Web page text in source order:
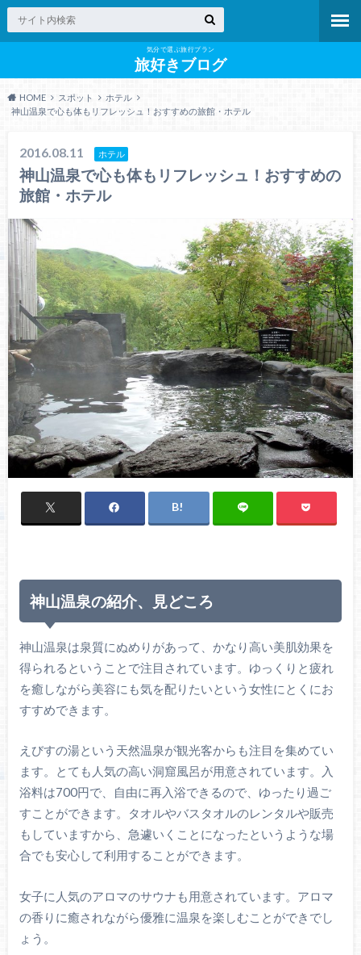
気分で選ぶ旅行プラン
旅好きブログ
HOME スポット
ホテル
神山温泉で心も体もリフレッシュ！おすすめの旅館・ホテル
2016.08.11 ホテル
神山温泉で心も体もリフレッシュ！おすすめの
旅館・ホテル
神山温泉の紹介、見どころ
神山温泉は泉質にぬめりがあって、かなり高い美肌効果を
得られるということで注目されています。ゆっくりと疲れ
を癒しながら美容にも気を配りたいという女性にとくにお
すすめできます。
えびすの湯という天然温泉が観光客からも注目を集めてい
ます。とても人気の高い洞窟風呂が用意されています。入
浴料は700円で、自由に再入浴できるので、ゆったり過ご
すことができます。タオルやバスタオルのレンタルや販売
もしていますから、急遽いくことになったというような場
合でも安心して利用することができます。
女子に人気のアロマのサウナも用意されています。アロマ
の香りに癒されながら優雅に温泉を楽しむことができでし
ょう。